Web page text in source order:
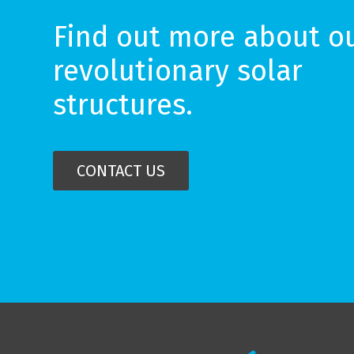
Find out more about
revolutionary solar
structures.
CONTACT US